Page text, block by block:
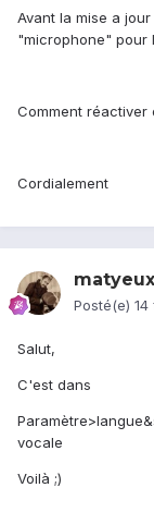
Avant la mise a
"microphone" pour
Comment
Cordialement
matyeux
Posté(e) 14
Salut,
C'est dans
vocale
Voilà ;)